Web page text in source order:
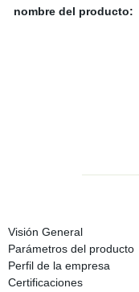
nombre del producto:
Visión General
Parámetros del producto
Perfil de la empresa
Certificaciones